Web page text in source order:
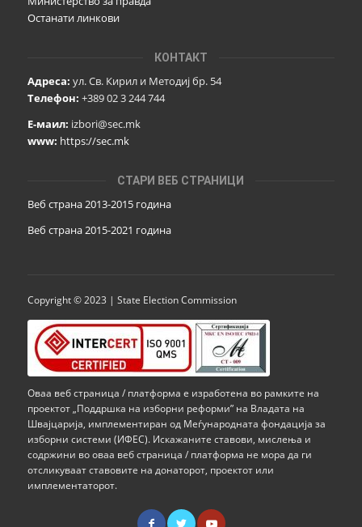
Останати линкови
КОНТАКТ
Адреса: ул. Св. Кирил и Методиј бр. 54
Телефон: +389 02 3 244 744
Е-маил: izbori@sec.mk
www: https://sec.mk
СТАРИ ВЕБ СТРАНИЦИ
Веб страна 2013-2015 година
Веб страна 2015-2021 година
Copyright © 2023 | State Election Commission
Оваа веб страница / платформа е изработена во рамките на
проектот „Поддршка на изборни реформи” на Владата на
Швајцарија, имплементиран од Меѓународната фондација за
изборни системи (ИФЕС). Искажаните ставови, мислења и
содржини во оваа веб страница / платформа не мора да ги
отсликуваат ставовите на донаторот, проектот или
имплементаторот.